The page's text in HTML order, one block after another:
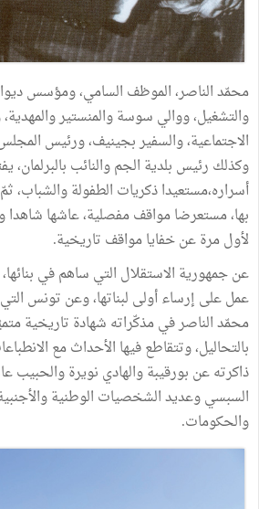
محمّد الناصر، الموظف السامي، ومؤسس
والتشغيل، ووالي سوسة والمنستير
الاجتماعية، والسفير بجينيف، ورئيس
وكذلك رئيس بلدية الجم والنائب
أسراره،مستعيدا ذكريات الطفولة والشباب،
بها، مستعرضا مواقف مفصلية، عاشها شاهدا
لأول مرة عن خفايا مواقف تاريخية.
عن جمهورية الاستقلال التي ساهم في بنائها،
عمل على إرساء أولى لبناتها، وعن تونس
محمّد الناصر في مذكّراته شهادة تاريخية
بالتحاليل، وتتقاطع فيها الأحداث مع
ذاكرته عن بورقيبة والهادي نويرة والحبيب
السبسي وعديد الشخصيات الوطنية
والحكومات.